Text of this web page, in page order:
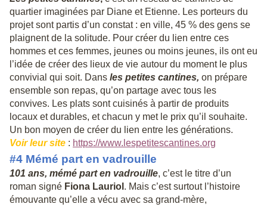
quartier imaginées par Diane et Etienne. Les porteurs du
projet sont partis d’un constat : en ville, 45 % des gens se
plaignent de la solitude. Pour créer du lien entre ces
hommes et ces femmes, jeunes ou moins jeunes, ils ont eu
l’idée de créer des lieux de vie autour du moment le plus
convivial qui soit. Dans les petites cantines, on prépare
ensemble son repas, qu’on partage avec tous les
convives. Les plats sont cuisinés à partir de produits
locaux et durables, et chacun y met le prix qu’il souhaite.
Un bon moyen de créer du lien entre les générations.
Voir leur site : https://www.lespetitescantines.org
#4 Mémé part en vadrouille
101 ans, mémé part en vadrouille, c’est le titre d’un
roman signé Fiona Lauriol . Mais c’est surtout l’histoire
émouvante qu’elle a vécu avec sa grand-mère,